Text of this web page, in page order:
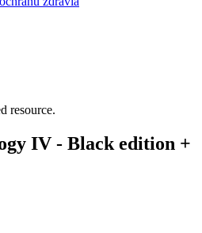
resource.
IV - Black edition +